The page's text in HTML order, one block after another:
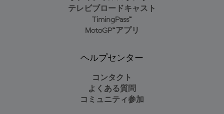
テレビブロードキャスト
TimingPass™
MotoGP™アプリ
ヘルプセンター
コンタクト
よくある質問
コミュニティ参加